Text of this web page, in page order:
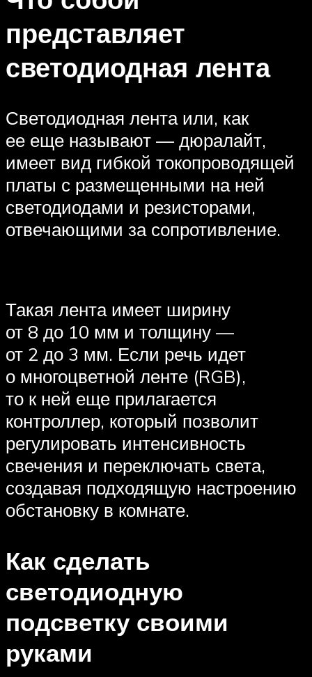
представляет
светодиодная лента
Светодиодная лента или, как
ее еще называют — дюралайт,
имеет вид гибкой токопроводящей
платы с размещенными на ней
светодиодами и резисторами,
отвечающими за сопротивление.
Такая лента имеет ширину
от 8 до 10 мм и толщину —
от 2 до 3 мм. Если речь идет
о многоцветной ленте (RGB),
то к ней еще прилагается
контроллер, который позволит
регулировать интенсивность
свечения и переключать света,
создавая подходящую настроению
обстановку в комнате.
Как сделать
светодиодную
подсветку своими
руками